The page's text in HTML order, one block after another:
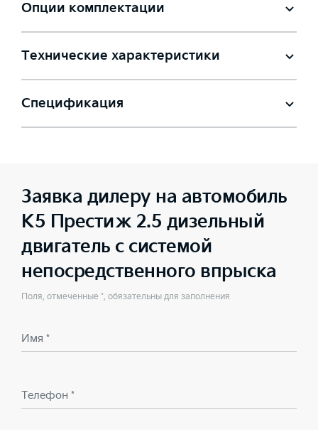
Опции комплектации
Технические характеристики
Спецификация
Заявка дилеру на автомобиль
K5 Престиж 2.5 дизельный
двигатель с системой
непосредственного впрыска
Поля, отмеченные *, обязательны для заполнения
Имя *
Телефон *